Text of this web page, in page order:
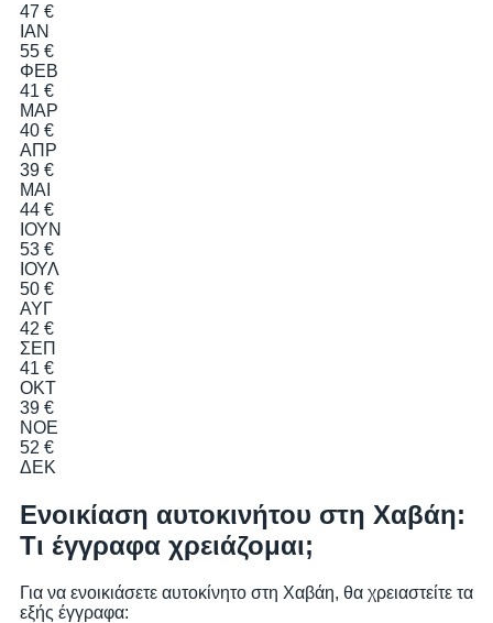
47 €
ΙΑΝ
55 €
ΦΕΒ
41 €
ΜΑΡ
40 €
ΑΠΡ
39 €
ΜΑΙ
44 €
ΙΟΥΝ
53 €
ΙΟΥΛ
50 €
ΑΥΓ
42 €
ΣΕΠ
41 €
ΟΚΤ
39 €
ΝΟΕ
52 €
ΔΕΚ
Ενοικίαση αυτοκινήτου στη Χαβάη:
Τι έγγραφα χρειάζομαι;
Για να ενοικιάσετε αυτοκίνητο στη Χαβάη, θα χρειαστείτε τα
εξής έγγραφα: